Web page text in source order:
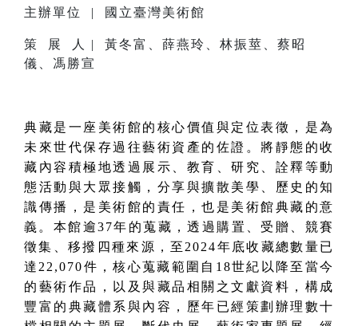
主辦單位 | 國立臺灣美術館
策 展 人 | 黃冬富、薛燕玲、林振莖、蔡昭
儀、馮勝宣
典藏是一座美術館的核心價值與定位表徵，是為
未來世代保存過往藝術資產的佐證。將靜態的收
藏內容積極地透過展示
、教育、研究、詮釋等動
態活動與大眾接觸，分享與擴散美學、歷史的知
識傳播，是美術館的責任，也是美術館典藏的意
義。 本館逾37年的蒐藏，透過購置、受贈、競賽
徵集、移撥四種來源，至2024年底收藏總數量已
達22,070件，核心蒐藏範圍自18世紀以降至當今
的藝術作品，以及與藏品相關之文獻資料，構成
豐富的典藏體系與內容，歷年已經策劃辦理數十